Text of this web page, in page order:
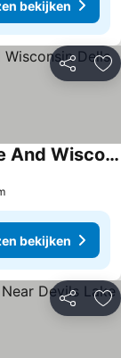
bekijken
Delen
Quaint Cottage Near Devils Lake And Wisconsin Dells
bekijken
Delen